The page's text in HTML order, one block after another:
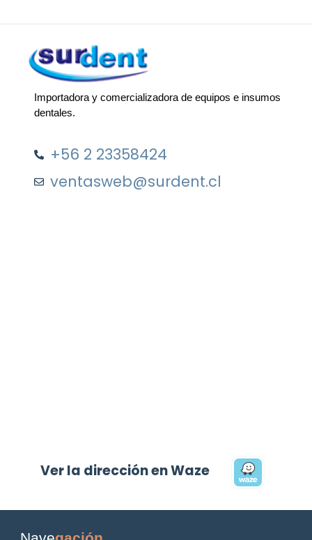
Importadora y comercializadora de equipos e insumos
dentales.
+56 2 23358424
ventasweb@surdent.cl
Ver la dirección en Waze